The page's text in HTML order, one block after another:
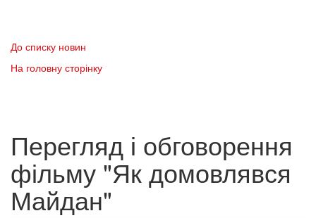
До списку новин
На головну сторінку
Перегляд і обговорення
фільму "Як домовлявся
Майдан"